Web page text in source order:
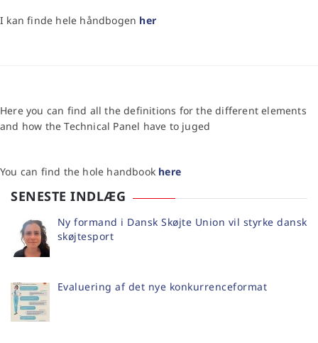
I kan finde hele håndbogen her
Here you can find all the definitions for the different elements
and how the Technical Panel have to juged
You can find the hole handbook here
SENESTE INDLÆG
Ny formand i Dansk Skøjte Union vil styrke dansk
skøjtesport
Evaluering af det nye konkurrenceformat